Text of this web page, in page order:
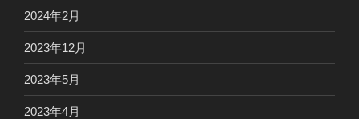
2024年2月
2023年12月
2023年5月
2023年4月